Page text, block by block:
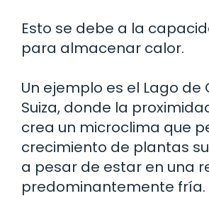
Esto se debe a la
para almacenar calor.
Un ejemplo es el Lago de
Suiza, donde la
crea un microclima que
crecimiento de plantas
a pesar de estar en una
predominantemente fría.